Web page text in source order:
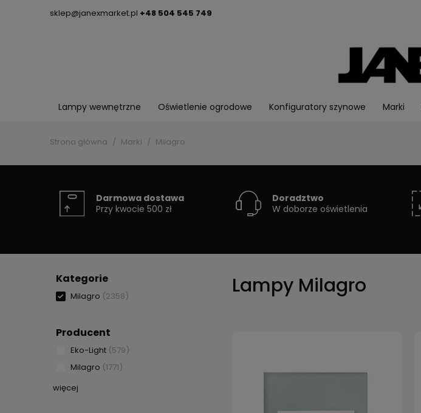
sklep@janexmarket.pl +48 504 545 749
Lampy wewnętrzne Oświetlenie ogrodowe Konfiguratory szynowe Marki
Strona główna Marki Milagro
Darmowa dostawa
Przy kwocie 500 zł
Doradztwo
W doborze oświetlenia
Kategorie
Milagro (2358)
Producent
Eko-Light (579)
Milagro (1771)
więcej
Lampy Milagro